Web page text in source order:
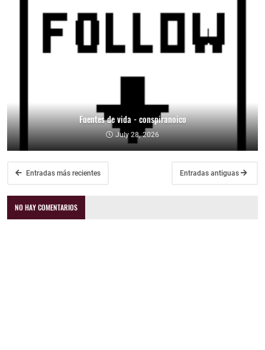
Fuentes de vida - conspiranoico
July 28, 2026
Entradas más recientes Entradas antiguas
NO HAY COMENTARIOS